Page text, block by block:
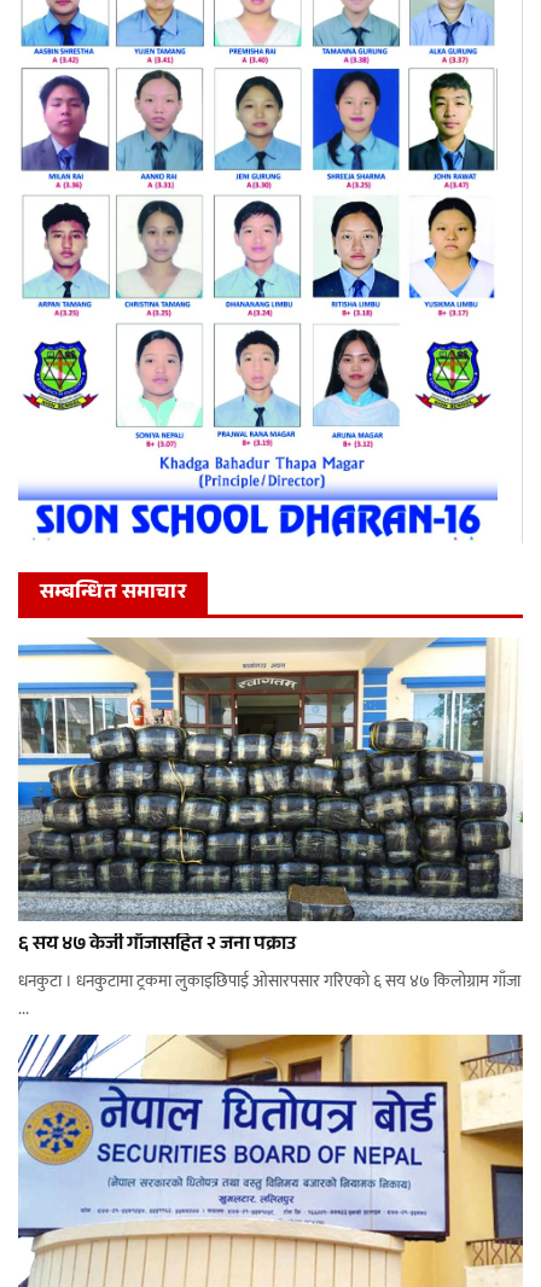
सम्बन्धित समाचार
६ सय ४७ केजी गाँजासहित २ जना पक्राउ
धनकुटा । धनकुटामा ट्रकमा लुकाइछिपाई ओसारपसार गरिएको ६ सय ४७ किलोग्राम गाँजा
...